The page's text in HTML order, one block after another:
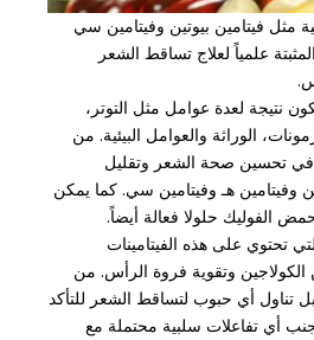
مثل فيتامين بيوتين وفيتامين سي
علمياً لعلاج تساقط الشعر
نتيجة لعدة عوامل مثل التوتر،
الوراثة والعوامل البيئية. من
في تحسين صحة الشعر وتقليل
وفيتامين هـ وفيتامين سي. كما يمكن
الفوليك حلولا فعالة أيضاً.
تحتوي على هذه الفيتامينات
الكولاجين وتقوية فروة الرأس. من
تناول أي حبوب لتساقط الشعر للتأكد
أي تفاعلات سلبية محتملة مع